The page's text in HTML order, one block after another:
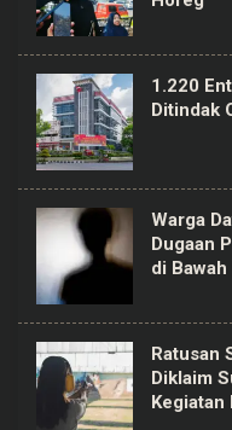
1.220
Ditindak
Warga
Dugaan
di
Ratusan
Diklaim
Kegiatan